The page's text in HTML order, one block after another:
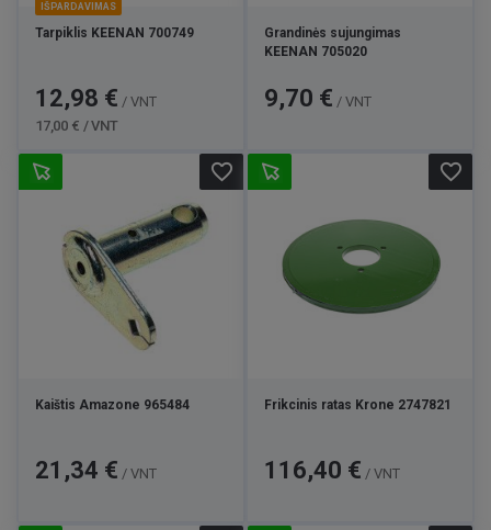
IŠPARDAVIMAS
Tarpiklis KEENAN 700749
Kaina
12,98 € / VNT
17,00 € / VNT
Grandinės sujungimas
KEENAN 705020
Kaina
9,70 € / VNT
Kaištis Amazone 965484
Kaina
21,34 € / VNT
favorite_border
Frikcinis ratas Krone 2747821
Kaina
116,40 € / VNT
favorite_border